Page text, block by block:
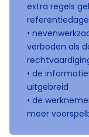
extra regels
•
verboden als
• de
uitgebreid
• de
meer